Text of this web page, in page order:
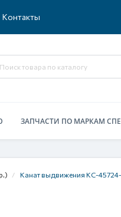
Контакты
ЗАПЧАСТИ ПО МАРКАМ
Канат выдвижения КС-